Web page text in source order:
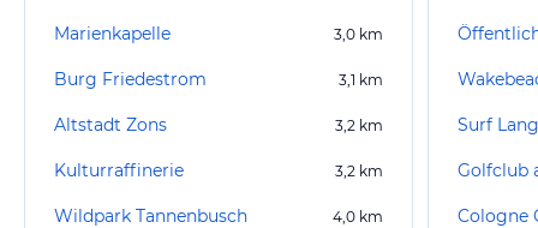
Marienkapelle 3,0 km
Burg Friedestrom 3,1 km
Altstadt Zons 3,2 km
Kulturraffinerie 3,2 km
Wildpark Tannenbusch 4,0 km
Surf
Golfclub